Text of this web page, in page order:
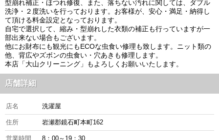
型崩れ補正・ほつれ修復、また、落ちない汚れに関しては、ダブル
洗浄・２度洗いを行っております。お客様が、安心・満足・納得し
て頂ける料金設定となっております。
自宅で選択して、縮み・型崩れした衣類の補正も行っていますが一
部出来ない場合もございます。
他にお財布にも観光にもECOな虫食い修理も致します。ニット類の
他、背広やズボンの虫食い・穴あきも修理します。
本店「大山クリーニング」もよろしくお願いいたします。
店舗詳細
店名 洗濯屋
住所 岩瀬郡鏡石町本町162
営業時間 8：00～19：30